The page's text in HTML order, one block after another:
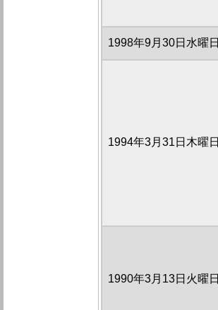
1998年9月30日水曜日
1994年3月31日木曜日
1990年3月13日火曜日